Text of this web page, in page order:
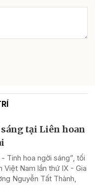
tại Liên hoan
Tinh hoa ngời sáng”, tối
Nam lần thứ IX - Gia
Nguyễn Tất Thành,